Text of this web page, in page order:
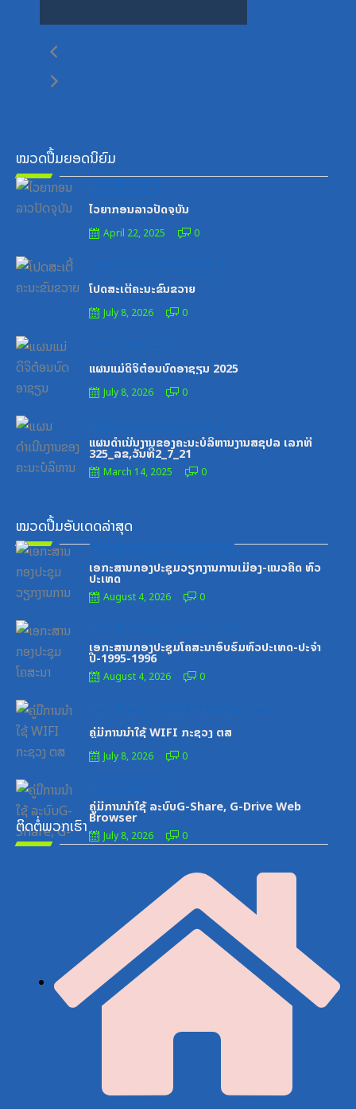
ໝວດປື້ມຍອດນິຍົມ
ໄວຍາກອນລາວປັດຈຸບັນ
April 22, 2025 0
ໂປດສະເຕີ້ຄະນະຂົນຂວາຍ
July 8, 2026 0
ແຜນແມ່ດິຈິຕ໋ອນບົດອາຊຽນ 2025
July 8, 2026 0
ແຜນດຳເນີນງານຂອງຄະນະບໍລິຫານງານສຊປລ ເລກທີ
325_ລຂ,ວັນທີ2_7_21
on
March 14, 2025 0
ໝວດປື້ມອັບເດດລ່າສຸດ
ເອກະສານກອງປະຊຸມວຽກງານການເມືອງ-ແນວຄິດ ທົ່ວ
ປະເທດ
on
August 4, 2026 0
ເອກະສານກອງປະຊຸມໂຄສະນາອົບຮົມທົ່ວປະເທດ-ປະຈໍາ
ປີ-1995-1996
on
August 4, 2026 0
ຄູ່ມືການນຳໃຊ້ WIFI ກະຊວງ ຕສ
July 8, 2026 0
ຄູ່ມືການນຳໃຊ້ ລະບົບG-Share, G-Drive Web
Browser
on
July 8, 2026 0
ຕິດຕໍ່ພວກເຮົາ